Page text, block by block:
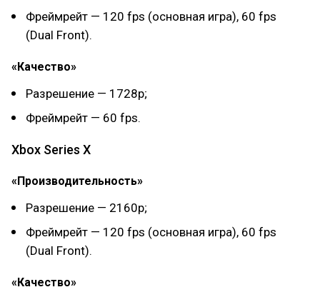
Фреймрейт — 120 fps (основная игра), 60 fps
(Dual Front).
«Качество»
Разрешение — 1728p;
Фреймрейт — 60 fps.
Xbox Series X
«Производительность»
Разрешение — 2160p;
Фреймрейт — 120 fps (основная игра), 60 fps
(Dual Front).
«Качество»